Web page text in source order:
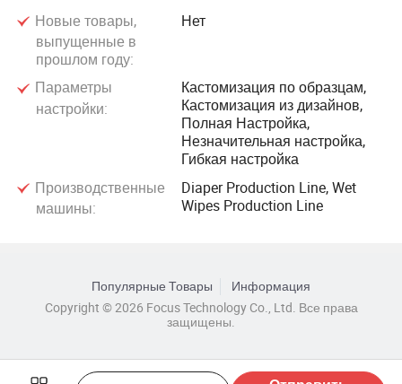
Новые товары,
выпущенные в
прошлом году:
Нет
Параметры
настройки:
Кастомизация по образцам,
Кастомизация из дизайнов,
Полная Настройка,
Незначительная настройка,
Гибкая настройка
Производственные
машины:
Diaper Production Line, Wet
Wipes Production Line
Популярные Товары
Информация
Copyright © 2026 Focus Technology Co., Ltd. Все права
защищены.